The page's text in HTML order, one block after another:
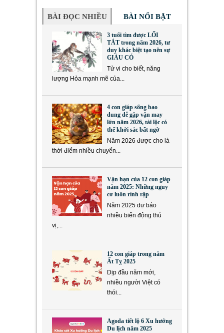
BÀI ĐỌC NHIỀU BÀI NỔI BẬT
3 tuổi tìm được LỐI
TẮT trong năm 2026, tư
duy khác biệt tạo nên sự
GIÀU CÓ
Tử vi cho biết, năng
lượng Hỏa mạnh mẽ của...
4 con giáp sống bao
dung dễ gặp vận may
lớn năm 2026, tài lộc có
thể khởi sắc bất ngờ
Năm 2026 được cho là
thời điểm nhiều chuyển...
Vận hạn của 12 con giáp
năm 2025: Những nguy
cơ luôn rình rập
Năm 2025 dự báo
nhiều biến động thú
vị,...
12 con giáp trong năm
Ất Tỵ 2025
Dịp đầu năm mới,
nhiều người Việt có
thói...
Agoda tiết lộ 6 Xu hướng
Du lịch năm 2025